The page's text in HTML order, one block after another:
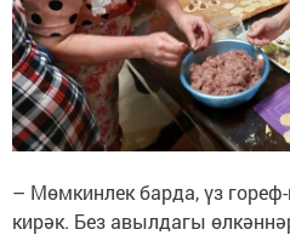
– Мөмкинлек барда, үз
кирәк. Без авылдагы